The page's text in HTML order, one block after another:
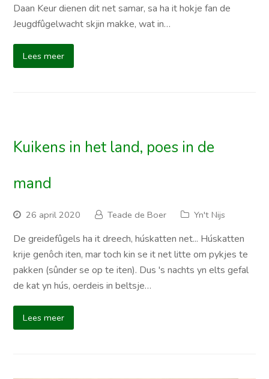
Daan Keur dienen dit net samar, sa ha it hokje fan de
Jeugdfûgelwacht skjin makke, wat in…
Lees meer
Kuikens in het land, poes in de
mand
26 april 2020 Teade de Boer Yn't Nijs
De greidefûgels ha it dreech, húskatten net... Húskatten
krije genôch iten, mar toch kin se it net litte om pykjes te
pakken (sûnder se op te iten). Dus 's nachts yn elts gefal
de kat yn hús, oerdeis in beltsje…
Lees meer